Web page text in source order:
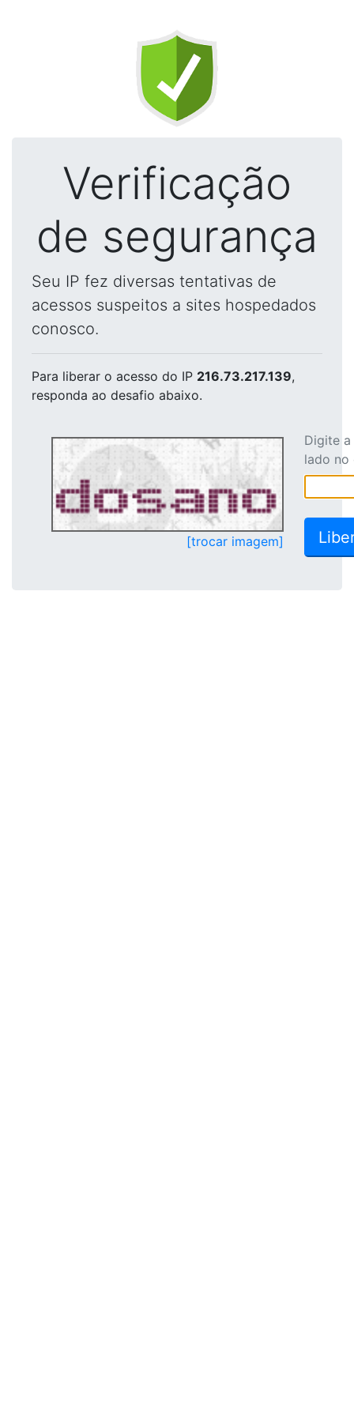
Verificação
de segurança
Seu IP fez diversas tentativas de
acessos suspeitos a sites hospedados
conosco.
Para liberar o acesso do IP 216.73.217.139,
responda ao desafio abaixo.
[trocar imagem]
Digite
lado no